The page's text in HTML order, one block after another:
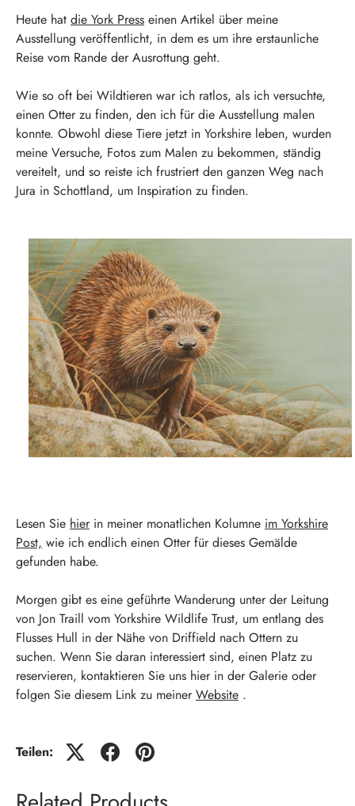
Heute hat die York Press einen Artikel über meine
Ausstellung veröffentlicht, in dem es um ihre erstaunliche
Reise vom Rande der Ausrottung geht.
Wie so oft bei Wildtieren war ich ratlos, als ich versuchte,
einen Otter zu finden, den ich für die Ausstellung malen
konnte. Obwohl diese Tiere jetzt in Yorkshire leben, wurden
meine Versuche, Fotos zum Malen zu bekommen, ständig
vereitelt, und so reiste ich frustriert den ganzen Weg nach
Jura in Schottland, um Inspiration zu finden.
Lesen Sie hierin meiner monatlichen Kolumne im Yorkshire
Post, wie ich endlich einen Otter für dieses Gemälde
gefunden habe.
Morgen gibt es eine geführte Wanderung unter der Leitung
von Jon Traill vom Yorkshire Wildlife Trust, um entlang des
Flusses Hull in der Nähe von Driffield nach Ottern zu
suchen. Wenn Sie daran interessiert sind, einen Platz zu
reservieren, kontaktieren Sie uns hier in der Galerie oder
folgen Sie diesem Link zu meinerWebsite .
Teilen: